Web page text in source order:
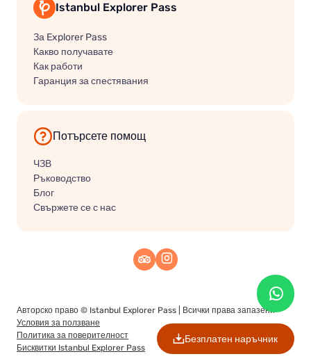
Istanbul Explorer Pass
За Explorer Pass
Какво получавате
Как работи
Гаранция за спестявания
Потърсете помощ
ЧЗВ
Ръководство
Блог
Свържете се с нас
Авторско право © Istanbul Explorer Pass | Всички права запазени
Условия за ползване
Политика за поверителност
Бисквитки Istanbul Explorer Pass
Безплатен наръчник